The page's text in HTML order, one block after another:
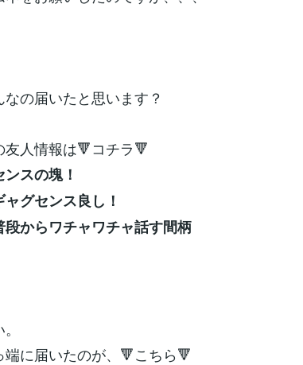
なの届いたと思います？
友人情報は🔻コチラ🔻
スの塊！
ャグセンス良し！
段からワチャワチャ話す間柄
端に届いたのが、🔻こちら🔻